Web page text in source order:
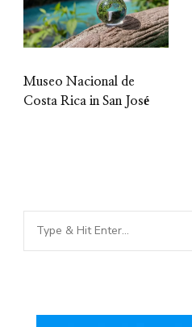
Museo Nacional de
Costa Rica in San José
Looking
for